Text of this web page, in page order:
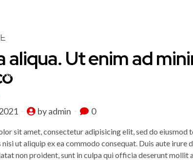
Nuestra Empresa
aliqua. Ut enim ad
by admin 0
sit amet, consectetur adipisicing elit, sed do
ut aliquip ex ea commodo consequat. Duis aute
non proident, sunt in culpa qui officia deserunt